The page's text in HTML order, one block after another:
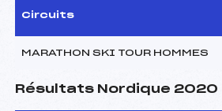
Circuits
MARATHON SKI TOUR HOMMES
Résultats Nordique 2020